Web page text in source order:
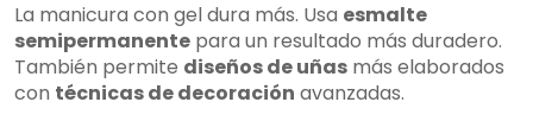
La manicura con gel dura más. Usa esmalte
semipermanente para un resultado más duradero.
También permite diseños de uñas más elaborados
con técnicas de decoración avanzadas.